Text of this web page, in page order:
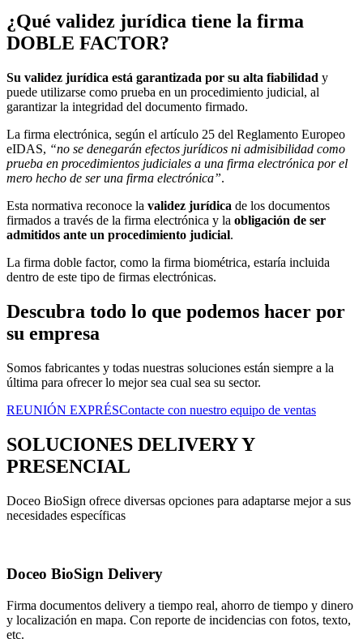
¿Qué validez jurídica tiene la firma
DOBLE FACTOR?
Su validez jurídica está garantizada por su alta fiabilidad y
puede utilizarse como prueba en un procedimiento judicial, al
garantizar la integridad del documento firmado.
La firma electrónica, según el artículo 25 del Reglamento Europeo
eIDAS, “no se denegarán efectos jurídicos ni admisibilidad como
prueba en procedimientos judiciales a una firma electrónica por el
mero hecho de ser una firma electrónica”.
Esta normativa reconoce la validez jurídica de los documentos
firmados a través de la firma electrónica y la obligación de ser
admitidos ante un procedimiento judicial.
La firma doble factor, como la firma biométrica, estaría incluida
dentro de este tipo de firmas electrónicas.
Descubra todo lo que podemos hacer por
su empresa
Somos fabricantes y todas nuestras soluciones están siempre a la
última para ofrecer lo mejor sea cual sea su sector.
REUNIÓN EXPRÉSContacte con nuestro equipo de ventas
SOLUCIONES DELIVERY Y
PRESENCIAL
Doceo BioSign ofrece diversas opciones para adaptarse mejor a sus
necesidades específicas
Doceo BioSign Delivery
Firma documentos delivery a tiempo real, ahorro de tiempo y dinero
y localización en mapa. Con reporte de incidencias con fotos, texto,
etc.